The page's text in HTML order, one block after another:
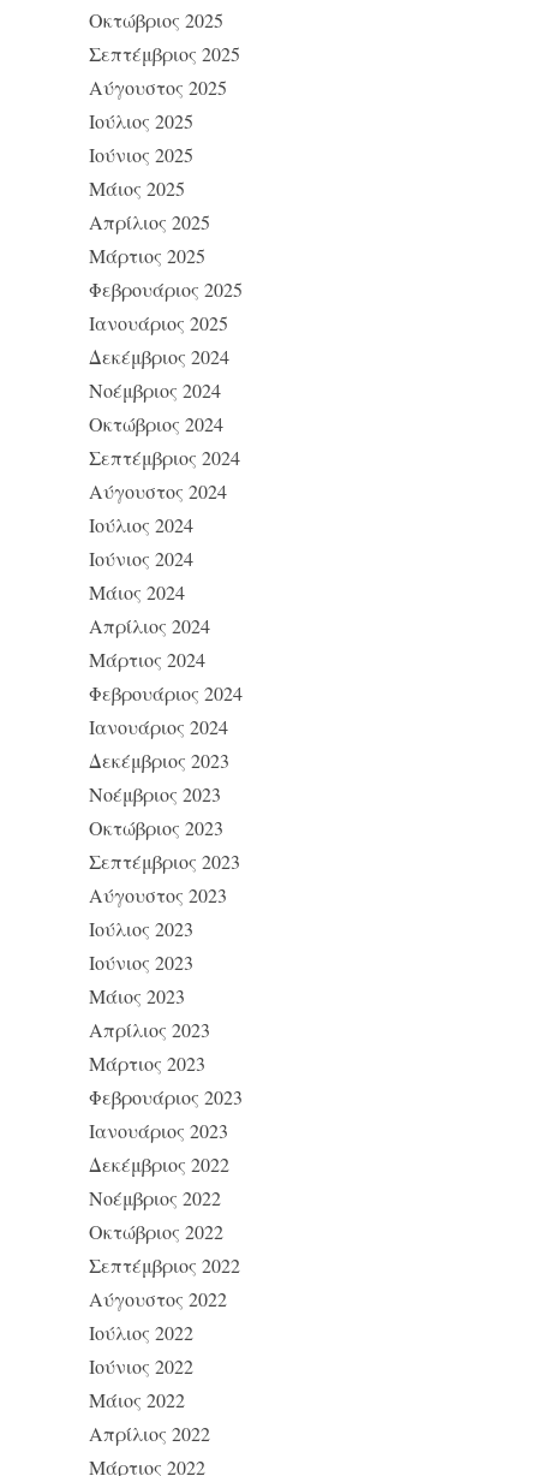
Οκτώβριος 2025
Σεπτέμβριος 2025
Αύγουστος 2025
Ιούλιος 2025
Ιούνιος 2025
Μάιος 2025
Απρίλιος 2025
Μάρτιος 2025
Φεβρουάριος 2025
Ιανουάριος 2025
Δεκέμβριος 2024
Νοέμβριος 2024
Οκτώβριος 2024
Σεπτέμβριος 2024
Αύγουστος 2024
Ιούλιος 2024
Ιούνιος 2024
Μάιος 2024
Απρίλιος 2024
Μάρτιος 2024
Φεβρουάριος 2024
Ιανουάριος 2024
Δεκέμβριος 2023
Νοέμβριος 2023
Οκτώβριος 2023
Σεπτέμβριος 2023
Αύγουστος 2023
Ιούλιος 2023
Ιούνιος 2023
Μάιος 2023
Απρίλιος 2023
Μάρτιος 2023
Φεβρουάριος 2023
Ιανουάριος 2023
Δεκέμβριος 2022
Νοέμβριος 2022
Οκτώβριος 2022
Σεπτέμβριος 2022
Αύγουστος 2022
Ιούλιος 2022
Ιούνιος 2022
Μάιος 2022
Απρίλιος 2022
Μάρτιος 2022